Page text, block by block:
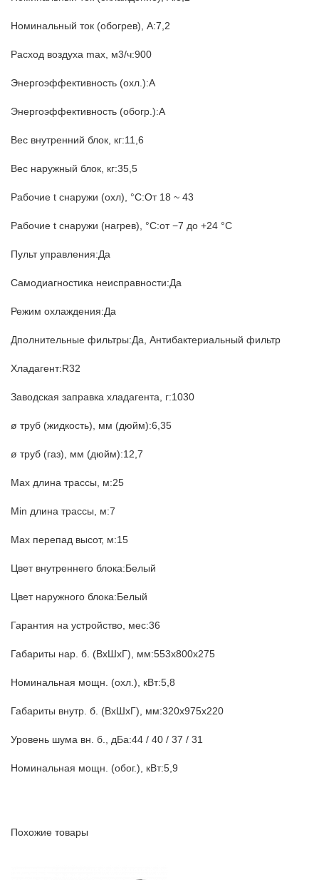
Номинальный ток (обогрев), А:7,2
Расход воздуха max, м3/ч:900
Энергоэффективность (охл.):A
Энергоэффективность (обогр.):A
Вес внутренний блок, кг:11,6
Вес наружный блок, кг:35,5
Рабочие t снаружи (охл), °C:От 18 ~ 43
Рабочие t снаружи (нагрев), °C:oт −7 до +24 °С
Пульт управления:Да
Самодиагностика неисправности:Да
Режим охлаждения:Да
Дполнительные фильтры:Да, Антибактериальный фильтр
Хладагент:R32
Заводская заправка хладагента, г:1030
ø труб (жидкость), мм (дюйм):6,35
ø труб (газ), мм (дюйм):12,7
Max длина трассы, м:25
Min длина трассы, м:7
Max перепад высот, м:15
Цвет внутреннего блока:Белый
Цвет наружного блока:Белый
Гарантия на устройство, мес:36
Габариты нар. б. (ВхШхГ), мм:553х800х275
Номинальная мощн. (охл.), кВт:5,8
Габариты внутр. б. (ВхШхГ), мм:320х975х220
Уровень шума вн. б., дБа:44 / 40 / 37 / 31
Номинальная мощн. (обог.), кВт:5,9
Похожие товары